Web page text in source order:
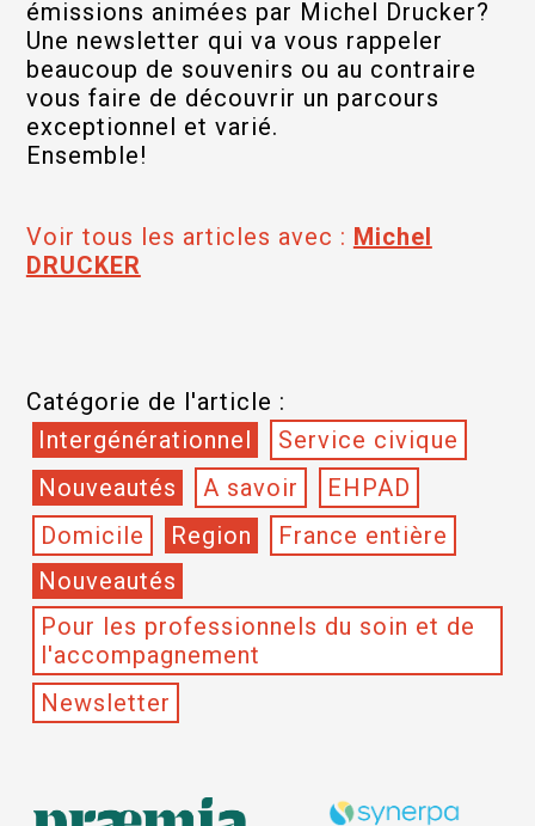
émissions animées par Michel Drucker?
Une newsletter qui va vous rappeler
beaucoup de souvenirs ou au contraire
vous faire de découvrir un parcours
exceptionnel et varié.
Ensemble!
Voir tous les articles avec : Michel
DRUCKER
Catégorie de l'article :
Intergénérationnel
Service civique
Nouveautés
A savoir
EHPAD
Domicile
Region
France entière
Nouveautés
Pour les professionnels du soin et de
l'accompagnement
Newsletter